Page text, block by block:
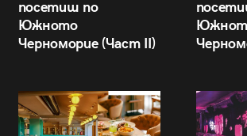
посетиш по
Южното
Черноморие (Част II)